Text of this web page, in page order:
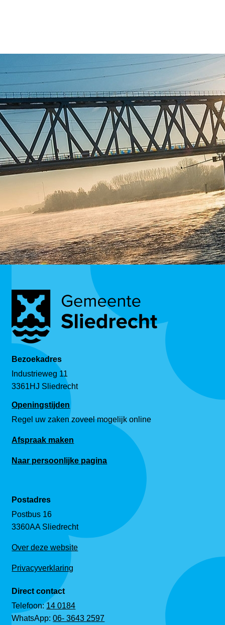
Bezoekadres
Industrieweg 11
3361HJ Sliedrecht
Openingstijden
Regel uw zaken zoveel mogelijk online
Afspraak maken
Naar persoonlijke pagina
Postadres
Postbus 16
3360AA Sliedrecht
Over deze website
Privacyverklaring
Direct contact
Telefoon:14 0184
WhatsApp:06- 3643 2597